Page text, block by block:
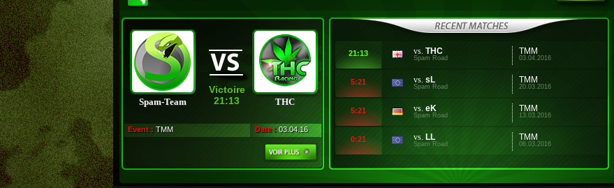
Spam-Team
Victoire
21:13
THC
Event : TMM Date : 03.04.16
21:13 vs. THC
Spam Road
TMM
03.04.2016
5:21 vs. sL
Spam Road
TMM
20.03.2016
5:21 vs. eK
Spam Road
TMM
13.03.2016
0:21 vs. LL
Spam Road
TMM
06.03.2016